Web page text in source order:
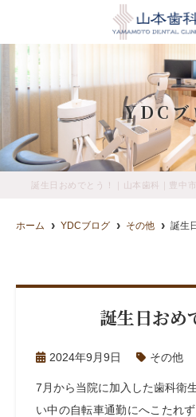
YDCブ
誕生日おめでとう！｜山本歯科｜豊中
ホーム YDCブログ その他 誕生
誕生日おめ
2024年9月9日 その他
7 月から当院に加入した歯科衛
い中の自転車通勤にへこたれ